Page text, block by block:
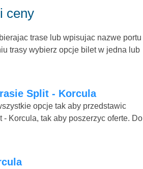
ceny
trase lub wpisujac nazwe portu
trasy wybierz opcje bilet w jedna lub
Split - Korcula
opcje tak aby przedstawic
Korcula, tak aby poszerzyc oferte. Do